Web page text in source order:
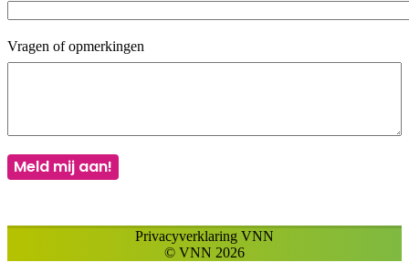
Vragen of opmerkingen
Meld mij aan!
© VNN 2026
Privacyverklaring VNN